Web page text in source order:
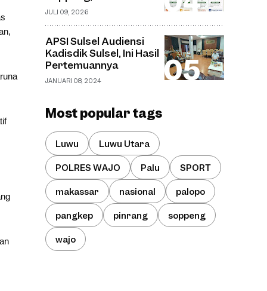
Jabatan dan Disiplin
JULI 09, 2026
APSI Sulsel Audiensi
Kadisdik Sulsel, Ini Hasil
Pertemuannya
JANUARI 08, 2024
Most popular tags
Luwu Luwu Utara
POLRES WAJO Palu SPORT
makassar nasional palopo
pangkep pinrang soppeng
wajo